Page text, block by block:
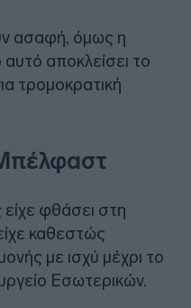
ασαφή, όμως η
αποκλείσει το
τρομοκρατική
είχε φθάσει στη
καθεστώς
με ισχύ μέχρι το
Εσωτερικών.